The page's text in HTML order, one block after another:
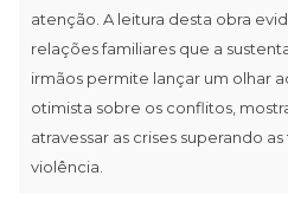
atenção. A leitura desta obra
relações familiares que a
irmãos permite lançar um olhar
otimista sobre os conflitos,
atravessar as crises superando
violência.